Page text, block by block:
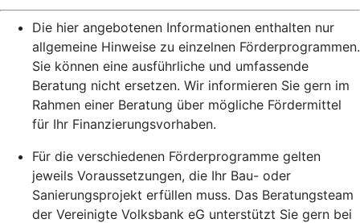
Die hier angebotenen Informationen enthalten nur
allgemeine Hinweise zu einzelnen Förderprogrammen.
Sie können eine ausführliche und umfassende
Beratung nicht ersetzen. Wir informieren Sie gern im
Rahmen einer Beratung über mögliche Fördermittel
für Ihr Finanzierungsvorhaben.
Für die verschiedenen Förderprogramme gelten
jeweils Voraussetzungen, die Ihr Bau- oder
Sanierungsprojekt erfüllen muss. Das Beratungsteam
der Vereinigte Volksbank eG unterstützt Sie gern bei